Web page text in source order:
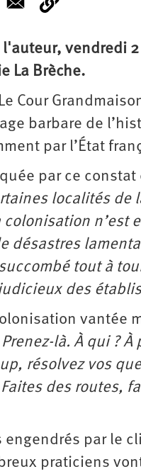
vendredi
La Brèche.
Cour
barbare de
par l’État
par ce constat
localités de
n’est
désastres
tout à
des
vantée
là. À qui ?
résolvez vos
des routes,
engendrés par le
praticiens